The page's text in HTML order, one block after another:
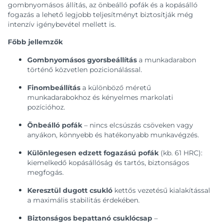
gombnyomásos állítás, az önbeálló pofák és a kopásálló
fogazás a lehető legjobb teljesítményt biztosítják még
intenzív igénybevétel mellett is.
Főbb jellemzők
Gombnyomásos gyorsbeállítás a munkadarabon
történő közvetlen pozicionálással.
Finombeállítás a különböző méretű
munkadarabokhoz és kényelmes markolati
pozícióhoz.
Önbeálló pofák – nincs elcsúszás csöveken vagy
anyákon, könnyebb és hatékonyabb munkavégzés.
Különlegesen edzett fogazású pofák (kb. 61 HRC):
kiemelkedő kopásállóság és tartós, biztonságos
megfogás.
Keresztül dugott csukló kettős vezetésű kialakítással
a maximális stabilitás érdekében.
Biztonságos bepattanó csuklócsap –